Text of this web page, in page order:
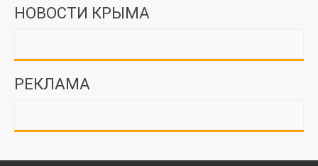
НОВОСТИ КРЫМА
РЕКЛАМА